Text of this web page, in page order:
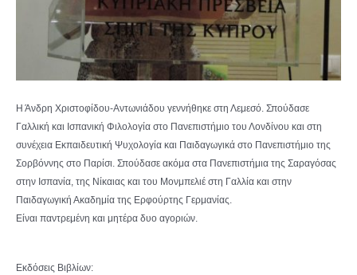
Η Άνδρη Χριστοφίδου-Αντωνιάδου γεννήθηκε στη Λεμεσό. Σπούδασε
Γαλλική και Ισπανική Φιλολογία στο Πανεπιστήμιο του Λονδίνου και στη
συνέχεια Εκπαιδευτική Ψυχολογία και Παιδαγωγικά στο Πανεπιστήμιο της
Σορβόννης στο Παρίσι. Σπούδασε ακόμα στα Πανεπιστήμια της Σαραγόσας
στην Ισπανία, της Νίκαιας και του Μονμπελιέ στη Γαλλία και στην
Παιδαγωγική Ακαδημία της Ερφούρτης Γερμανίας.
Είναι παντρεμένη και μητέρα δυο αγοριών.
Εκδόσεις Βιβλίων: